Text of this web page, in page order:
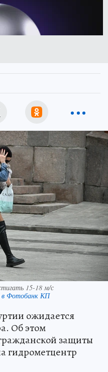
15-18 м/с
в Фотобанк КП
ожидается
Об этом
защиты
гидрометцентр